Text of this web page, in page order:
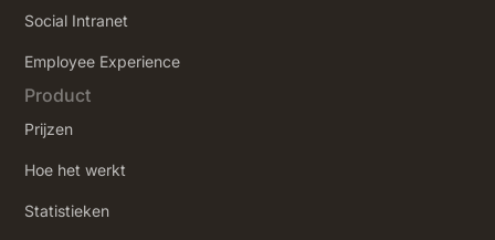
Social Intranet
‍Employee Experience
Product
Prijzen
Hoe het werkt
Statistieken